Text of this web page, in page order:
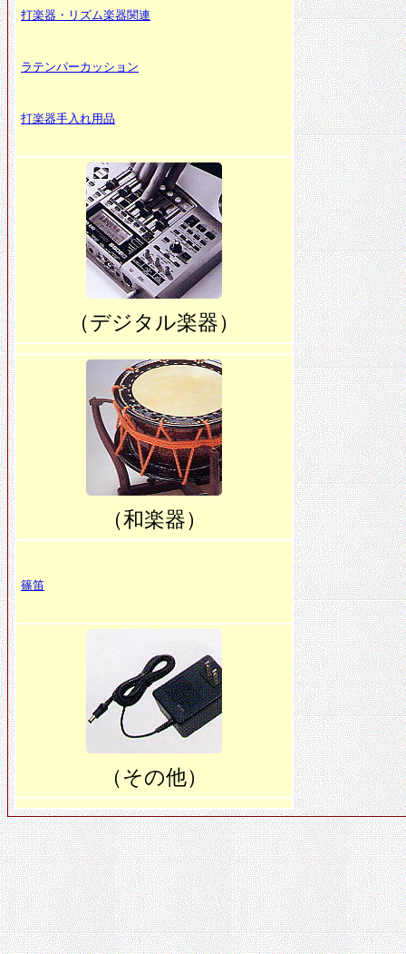
打楽器・リズム楽器関連
ラテンパーカッション
打楽器手入れ用品
（デジタル楽器）
（和楽器）
篠笛
（その他）